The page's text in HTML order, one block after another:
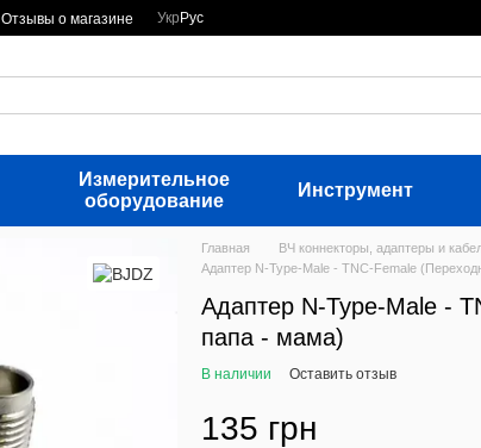
Отзывы о магазине Укр Рус
Измерительное
оборудование
Инструмент
Главная ВЧ коннекторы, адаптеры и
Адаптер N-Type-Male - TNC-Female
Адаптер N-Type-Male -
папа - мама)
В наличии Оставить отзыв
135 грн